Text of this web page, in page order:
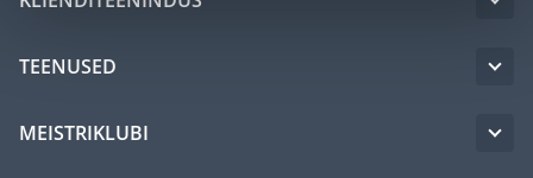
TEENUSED
MEISTRIKLUBI